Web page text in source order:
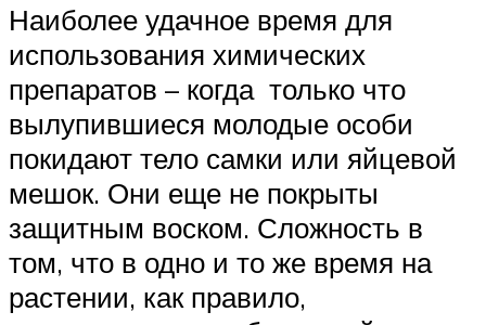
Наиболее удачное время для
использования химических
препаратов – когда только что
вылупившиеся молодые особи
покидают тело самки или яйцевой
мешок. Они еще не покрыты
защитным воском. Сложность в
том, что в одно и то же время на
растении, как правило,